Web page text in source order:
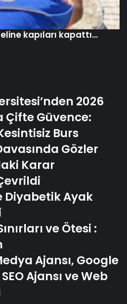
kapıları kapattı…
2026
Çifte Güvence:
Burs
Gözler
Karar
Diyabetik Ayak
ve Ötesi :
Ajansı, Google
Ajansı ve Web